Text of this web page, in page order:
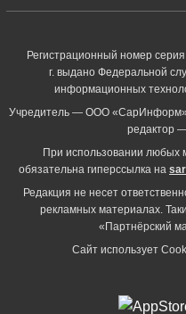
Регистрационный номер
г. выдано Федеральной
информационных
Учредитель — ООО
редактор
При использовании любых
обязательна гиперссылка на
Редакция не несет
рекламных материалах.
«Партнёрский
Сайт использует